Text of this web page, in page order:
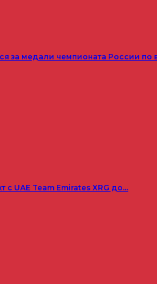
за медали чемпионата России по
UAE Team Emirates XRG до…